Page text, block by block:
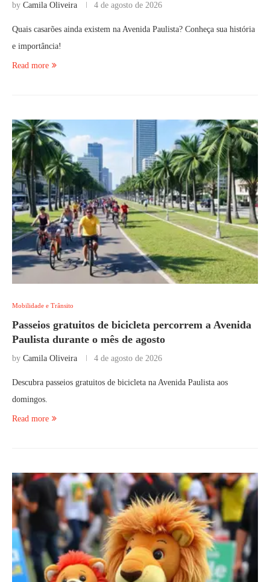
by Camila Oliveira 4 de agosto de 2026
Quais casarões ainda existem na Avenida Paulista? Conheça sua história
e importância!
Read more
Mobilidade e Trânsito
Passeios gratuitos de bicicleta percorrem a Avenida
Paulista durante o mês de agosto
by Camila Oliveira 4 de agosto de 2026
Descubra passeios gratuitos de bicicleta na Avenida Paulista aos
domingos.
Read more